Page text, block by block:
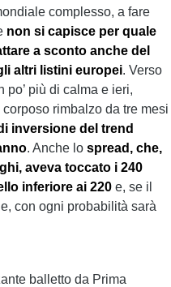
complesso, a fare
non si capisce per quale
a sconto anche del
altri listini europei. Verso
po’ più di calma e ieri,
rimbalzo da tre mesi
inversione del trend
. Anche lo spread, che,
aveva toccato i 240
inferiore ai 220 e, se il
con ogni probabilità sarà
balletto da Prima